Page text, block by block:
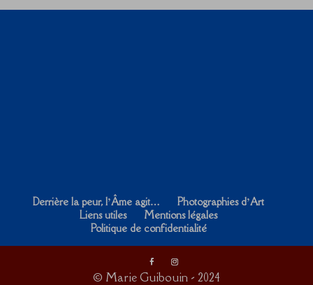
Derrière la peur, l’Âme agit…
Photographies d’Art
Liens utiles
Mentions légales
Politique de confidentialité
© Marie Guibouin - 2024